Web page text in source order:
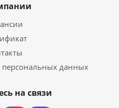
персональных данных
на связи